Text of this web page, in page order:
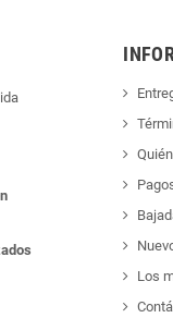
Los